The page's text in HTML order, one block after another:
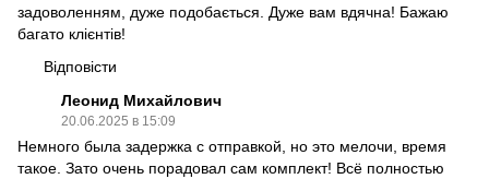
задоволенням, дуже подобається. Дуже вам вдячна! Бажаю
багато клієнтів!
Відповісти
Леонид Михайлович
20.06.2025 в 15:09
Немного была задержка с отправкой, но это мелочи, время
такое. Зато очень порадовал сам комплект! Всё полностью